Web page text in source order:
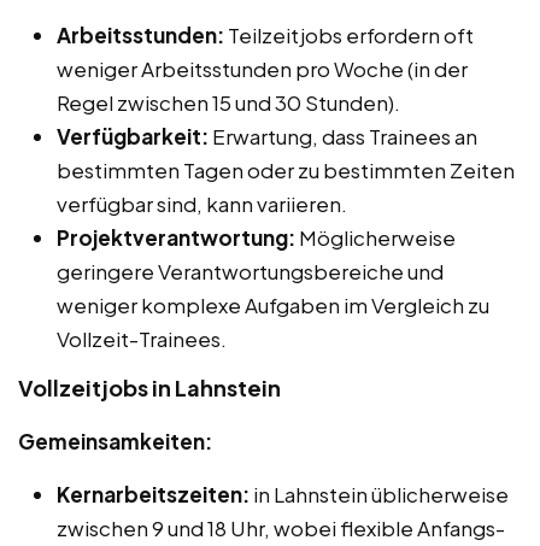
Arbeitsstunden: Teilzeitjobs erfordern oft
weniger Arbeitsstunden pro Woche (in der
Regel zwischen 15 und 30 Stunden).
Verfügbarkeit: Erwartung, dass Trainees an
bestimmten Tagen oder zu bestimmten Zeiten
verfügbar sind, kann variieren.
Projektverantwortung: Möglicherweise
geringere Verantwortungsbereiche und
weniger komplexe Aufgaben im Vergleich zu
Vollzeit-Trainees.
Vollzeitjobs in Lahnstein
Gemeinsamkeiten:
Kernarbeitszeiten: in Lahnstein üblicherweise
zwischen 9 und 18 Uhr, wobei flexible Anfangs-